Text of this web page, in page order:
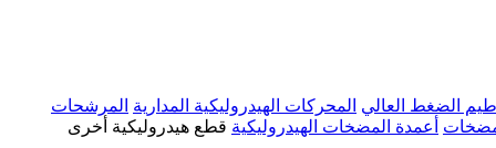
الضغط العالي المحركات الهيدروليكية المدارية المرشحات
أعمدة المضخات الهيدروليكية قطع هيدروليكية أخرى